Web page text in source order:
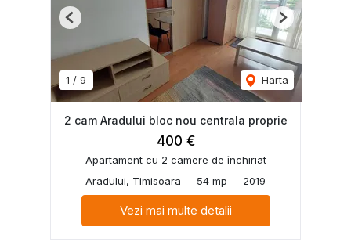
1 / 9 Harta
Previous Next
2 cam Aradului bloc nou centrala proprie
400 €
Apartament cu 2 camere de închiriat
Aradului, Timisoara
54 mp 2019
Vezi mai multe detalii